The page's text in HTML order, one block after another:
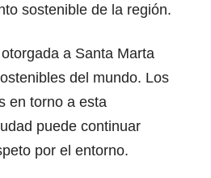
sostenible de la región.
a Santa Marta
del mundo. Los
en torno a esta
puede continuar
por el entorno.